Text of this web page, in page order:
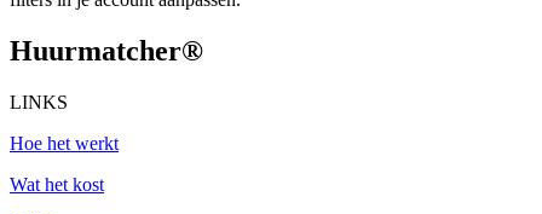
Huurmatcher®
LINKS
Hoe het werkt
Wat het kost